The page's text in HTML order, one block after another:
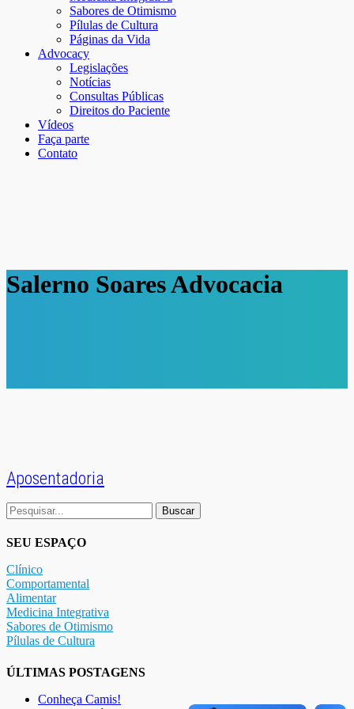
Sabores de Otimismo
Pílulas de Cultura
Páginas da Vida
Advocacy
Legislações
Notícias
Consultas Públicas
Direitos do Paciente
Vídeos
Faça parte
Contato
Salerno Soares Advocacia
Aposentadoria
Buscar
por:
SEU ESPAÇO
Clínico
Comportamental
Alimentar
Medicina Integrativa
Sabores de Otimismo
Pílulas de Cultura
ÚLTIMAS POSTAGENS
Conheça Camis!